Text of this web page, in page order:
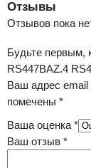
Отзывы
Отзывов пока
Будьте первым,
RS447BAZ.4
Ваш адрес email
помечены *
Ваша оценка *
Ваш отзыв *